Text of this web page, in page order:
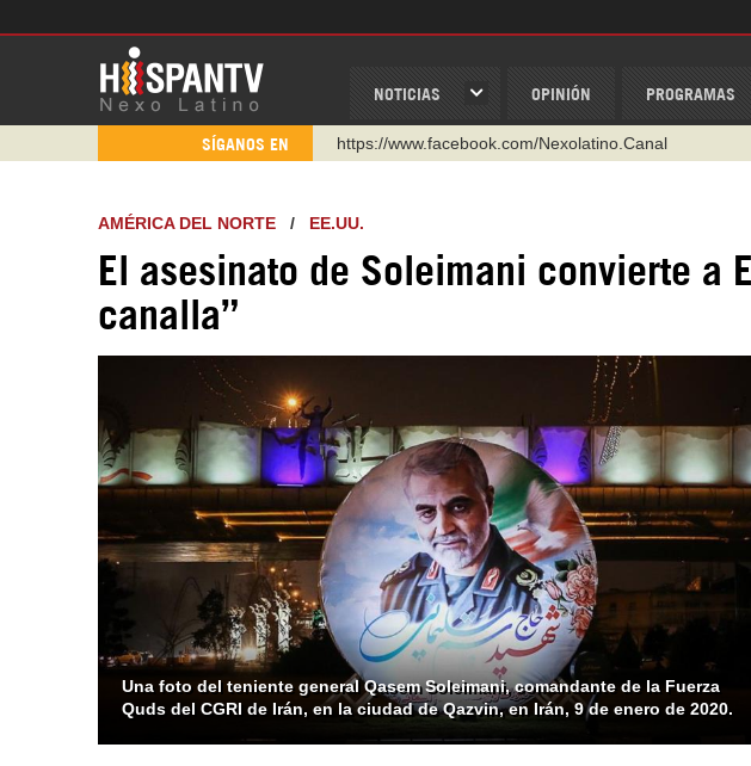
NOTICIAS OPINIÓN PROGRAMAS
SÍGANOS EN
https://www.facebook.com/Nexolatino.Canal
https://urmedium.com/c/hispantv
Instagram como: hispan_tv
AMÉRICA DEL NORTE / EE.UU.
El asesinato de Soleimani convierte a
canalla”
Una foto del teniente general Qasem Soleimani, comandante de la Fuerza
Quds del CGRI de Irán, en la ciudad de Qazvin, en Irán, 9 de enero de 2020.